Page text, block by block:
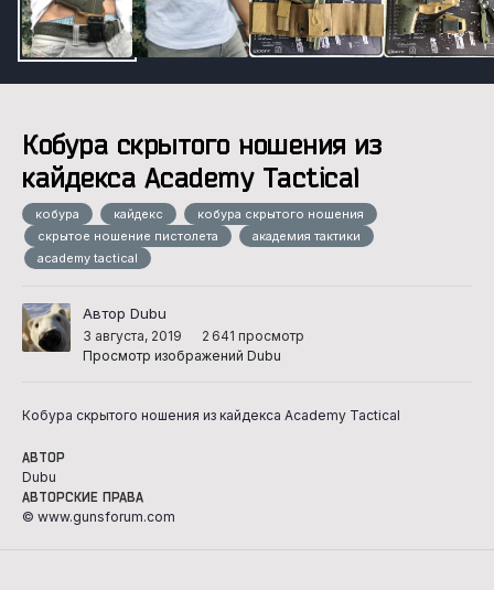
Кобура скрытого ношения из
кайдекса Academy Tactical
кобура кайдекс
кобура скрытого ношения
скрытое ношение пистолета
академия тактики
academy tactical
Автор Dubu
3 августа, 2019
2 641 просмотр
Просмотр изображений Dubu
Кобура скрытого ношения из кайдекса Academy Tactical
АВТОР
Dubu
АВТОРСКИЕ ПРАВА
© www.gunsforum.com